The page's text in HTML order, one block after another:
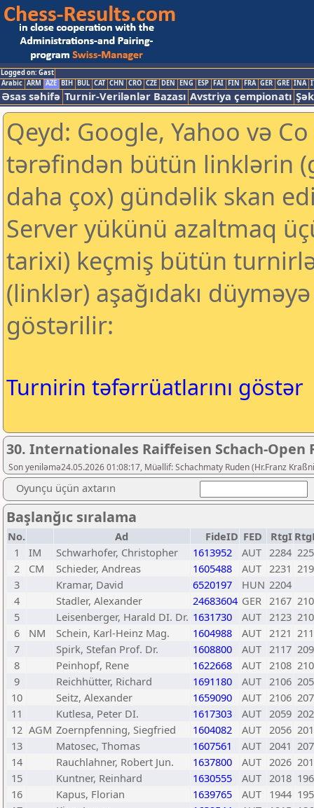
Logged on: Gast
Arabic ARM AZE BIH BUL CAT CHN CRO CZE DEN ENG ESP FAI FIN FRA GER GRE INA
Əsas səhifə Turnir-Verilənlər Bazası Avstriya çempionatı
Qeyd: Google, Yahoo və
tərəfindən bütün linklərin
daha çox) gündəlik skan
Server yükünü azaltmaq
tarixi) keçmiş bütün
(linklər) aşağıdakı
göstərilir:
Turnirin təfərrüatlarını göstər
30. Internationales Raiffeisen Schach-Open
Son yeniləmə24.05.2026 01:08:17, Müəllif: Schachmaty Ruden (Hr.Franz
Oyunçu üçün axtarın
Başlanğıc sıralama
No. Ad FideID FED RtgI
1
IM Schwarhofer, Christopher 1613952 AUT 2284
2
CM Schieder, Andreas 1605488 AUT 2231
3
Kramar, David 6520197 HUN 2204
4
Stadler, Alexander 24683604 GER 2167
5
Leisenberger, Harald DI. Dr. 1631730 AUT 2123
6
NM Schein, Karl-Heinz Mag. 1604988 AUT 2121
7
Spirk, Stefan Prof. Dr. 1608800 AUT 2117
8
Peinhopf, Rene 1622668 AUT 2108
9
Reichhütter, Richard 1691180 AUT 2106
10
Seitz, Alexander 1659090 AUT 2106
11
Kutlesa, Peter DI. 1617303 AUT 2059
12 AGM Zoernpfenning, Siegfried 1604082 AUT 2056
13
Matosec, Thomas 1607561 AUT 2041
14
Rauchlahner, Robert Jun. 1637800 AUT 2026
15
Kuntner, Reinhard 1630555 AUT 2018
16
Kapus, Florian 1639765 AUT 1944